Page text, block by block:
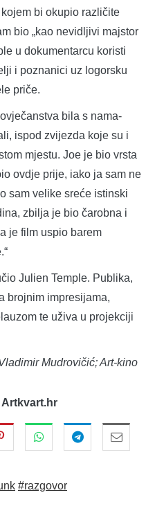
bi okupio različite
bio „kao nevidljivi majstor
u dokumentarcu koristi
i poznanici uz logorsku
priče.
bila s nama-
ispod zvijezda koje su i
mjestu. Joe je bio vrsta
ovdje prije, iako ja sam ne
sam velike sreće istinski
zbilja je bio čarobna i
je film uspio barem
Julien Temple. Publika,
brojnim impresijama,
te uživa u projekciji
Mudrovičić; Art-kino
Artkvart.hr
#razgovor